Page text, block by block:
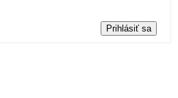
Prihlásiť sa